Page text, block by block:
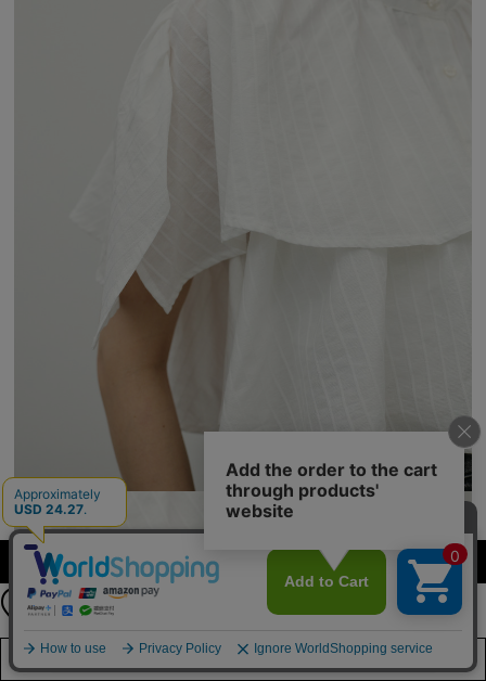
カラーを選択する（フリーサイズ）
店舗在庫を見る
【期間限定】
新規会員登録キャンペーン開催！
8月31日（月）23：59まで
詳しくは
こちら